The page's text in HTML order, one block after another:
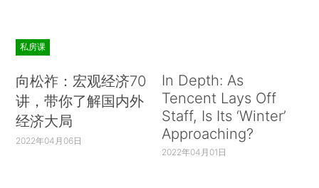
私房课
向松祚：宏观经济70
讲，带你了解国内外
经济大局
2022年04月06日
In Depth: As
Tencent Lays Off
Staff, Is Its ‘Winter’
Approaching?
2022年04月01日